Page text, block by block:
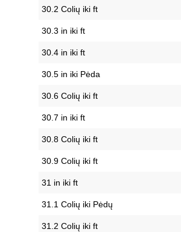
30.2 Colių iki ft
30.3 in iki ft
30.4 in iki ft
30.5 in iki Pėda
30.6 Colių iki ft
30.7 in iki ft
30.8 Colių iki ft
30.9 Colių iki ft
31 in iki ft
31.1 Colių iki Pėdų
31.2 Colių iki ft